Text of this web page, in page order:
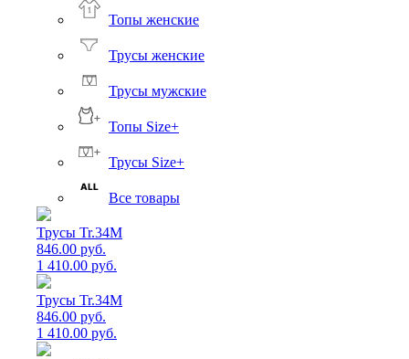
Топы женские
Трусы женские
Трусы мужские
Топы Size+
Трусы Size+
Все товары
Трусы Tr.34M
846.00 руб.
1 410.00 руб.
Трусы Tr.34M
846.00 руб.
1 410.00 руб.